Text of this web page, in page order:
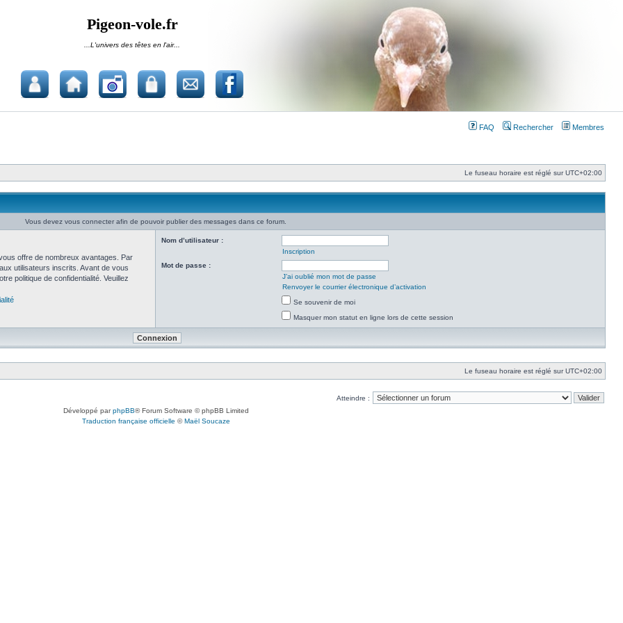
Pigeon-vole.fr
...L'univers des têtes en l'air...
FAQ Rechercher Membres
Le fuseau horaire est réglé surUTC+02:00
Vous devez vous connecter afin de pouvoir publier des messages dans ce forum.
offre de nombreux avantages. Par
utilisateurs inscrits. Avant de vous
politique de confidentialité. Veuillez
Nom d’utilisateur :
Inscription
Mot de passe :
J’ai oublié mon mot de passe
Renvoyer le courrier électronique d’activation
Se souvenir de moi
Masquer mon statut en ligne lors de cette session
Le fuseau horaire est réglé surUTC+02:00
Atteindre :
Développé parphpBB® Forum Software © phpBB Limited
Traduction française officielle ©Maël Soucaze